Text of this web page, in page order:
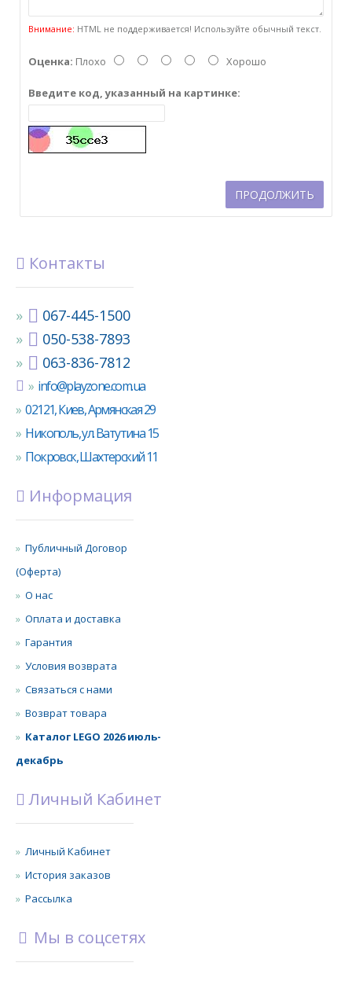
Внимание: HTML не поддерживается! Используйте обычный текст.
Оценка: Плохо Хорошо
Введите код, указанный на картинке:
ПРОДОЛЖИТЬ
Контакты
067-445-1500
050-538-7893
063-836-7812
info@playzone.com.ua
02121, Киев, Армянская 29
Никополь, ул. Ватутина 15
Покровск, Шахтерский 11
Информация
Публичный Договор
(Оферта)
О нас
Оплата и доставка
Гарантия
Условия возврата
Связаться с нами
Возврат товара
Каталог LEGO 2026 июль-
декабрь
Личный Кабинет
Личный Кабинет
История заказов
Рассылка
Мы в соцсетях